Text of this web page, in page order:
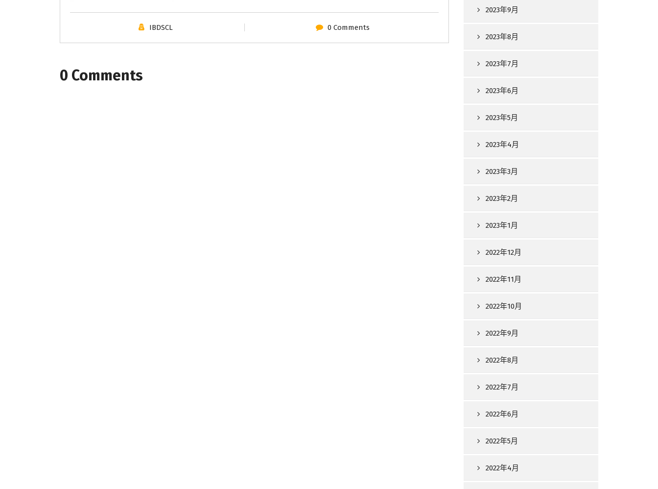
IBDSCL 0 Comments
0 Comments
2023年9月
2023年8月
2023年7月
2023年6月
2023年5月
2023年4月
2023年3月
2023年2月
2023年1月
2022年12月
2022年11月
2022年10月
2022年9月
2022年8月
2022年7月
2022年6月
2022年5月
2022年4月